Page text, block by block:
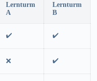
Lernturm
A
Lernturm
B
✔️ ✔️
❌ ✔️